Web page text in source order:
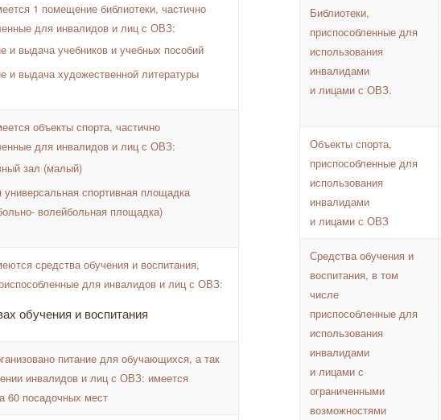
1 помещение библиотеки, частично
для инвалидов и лиц с ОВЗ:
и выдача учебников и учебных пособий
и выдача художественной литературы
объекты спорта, частично
для инвалидов и лиц с ОВЗ:
зал (малый)
универсальная спортивная площадка
волейбольная площадка)
средства обучения и воспитания,
для инвалидов и лиц с ОВЗ:
обучения и воспитания
питание для обучающихся, а так
инвалидов и лиц с ОВЗ: имеется
60 посадочных мест
Библиотеки,
приспособленные для
использования
инвалидами
и лицами с ОВЗ.
Объекты спорта,
приспособленные для
использования
инвалидами
и лицами с ОВЗ
Средства обучения и
воспитания, в том
числе
приспособленные для
использования
инвалидами
и лицами с
ограниченными
возможностями